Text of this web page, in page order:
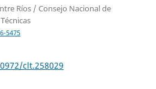
Ríos / Consejo Nacional de
5475
clt.258029